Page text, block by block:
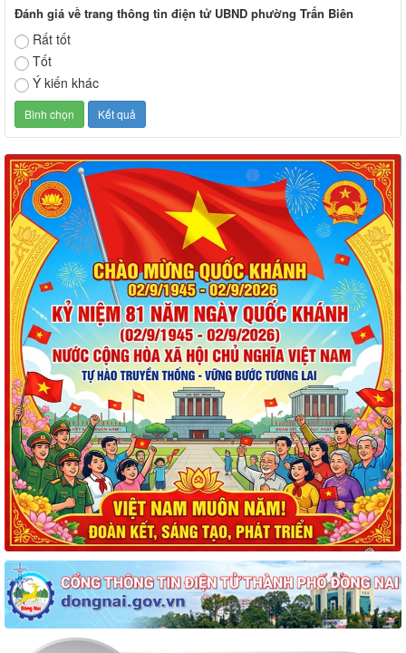
Đánh giá về trang thông tin điện tử UBND phường Trấn Biên
Rất tốt
Tốt
Ý kiến khác